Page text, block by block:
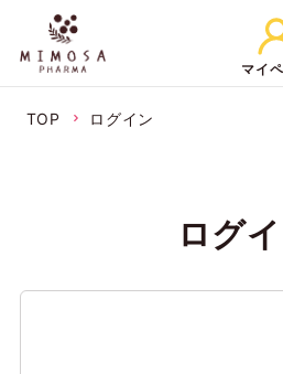
マイ
TOP ログイン
ログ